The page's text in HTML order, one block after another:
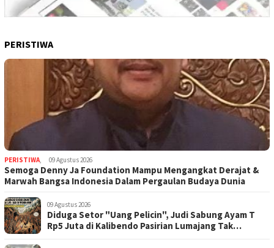
PERISTIWA
PERISTIWA, 09 Agustus 2026
Semoga Denny Ja Foundation Mampu Mengangkat Derajat &
Marwah Bangsa Indonesia Dalam Pergaulan Budaya Dunia
09 Agustus 2026
Diduga Setor "Uang Pelicin", Judi Sabung Ayam T
Rp5 Juta di Kalibendo Pasirian Lumajang Tak